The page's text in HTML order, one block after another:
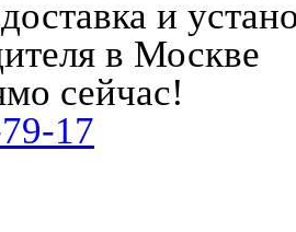
и
в Москве
сейчас!
17